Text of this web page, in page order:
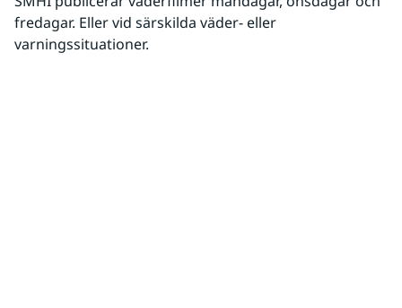
fredagar. Eller vid särskilda väder- eller
varningssituationer.